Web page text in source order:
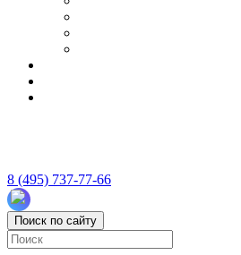
8 (495) 737-77-66
Поиск по сайту